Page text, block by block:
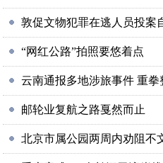
敦促文物犯罪在逃人员投案
“网红公路”拍照要悠着点
云南通报多地涉旅事件 重
邮轮业复航之路戛然而止
北京市属公园两周内劝阻不